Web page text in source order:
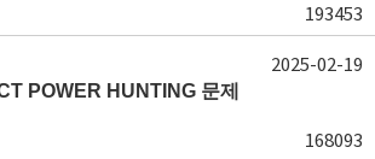
193453
POWER HUNTING 문제
168093
2025-02-19